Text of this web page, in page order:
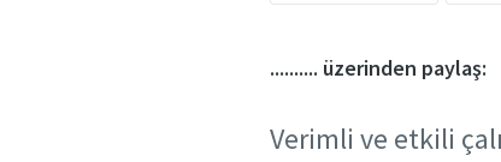
.......... üzerinden paylaş:
Verimli ve etkili